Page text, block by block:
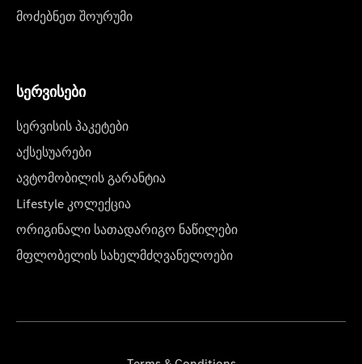
მოძებნეთ შოურუმი
სერვისები
სერვისის პაკეტები
აქსესუარები
ავტომობილის გარანტია
Lifestyle კოლექცია
ორიგინალი სათადარიგო ნაწილები
მფლობელის სახელმძღვანელოები